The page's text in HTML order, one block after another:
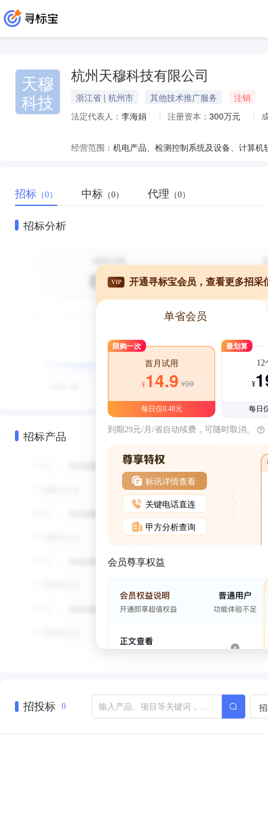
天穆
科技
杭州天穆科技有限公司
浙江省 | 杭州市 其他技术推广服务
注销
法定代表人： 李海娟 注册资本： 300万元
经营范围：
招标 （0） 中标 （0） 代理 （0）
招标分析
招标产品
VIP 开通寻标宝会员，查看更多招采
单省会员
限购一次
首月试用
¥14.9 ¥39
每日仅0.48元
最划算
12
¥
每日
到期29元/月/省自动续费，可随时取消。
标讯详情查看
关键电话直连
甲方分析查询
会员尊享权益
招投标 0